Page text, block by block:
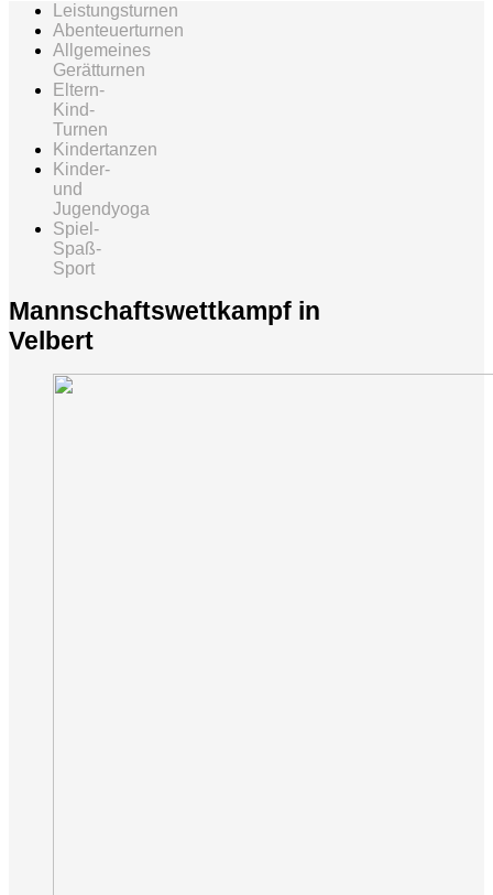
Leistungsturnen
Abenteuerturnen
Allgemeines
Gerätturnen
Eltern-
Kind-
Turnen
Kindertanzen
Kinder-
und
Jugendyoga
Spiel-
Spaß-
Sport
Mannschaftswettkampf in
Velbert